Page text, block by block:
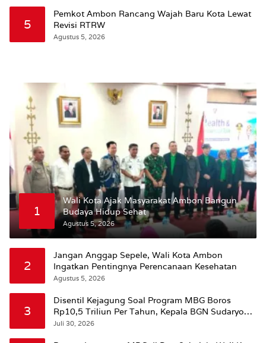
5
Pemkot Ambon Rancang Wajah Baru Kota Lewat
Revisi RTRW
Agustus 5, 2026
1
Wali Kota Ajak Masyarakat Ambon Bangun
Budaya Hidup Sehat
Agustus 5, 2026
2
Jangan Anggap Sepele, Wali Kota Ambon
Ingatkan Pentingnya Perencanaan Kesehatan
Agustus 5, 2026
3
Disentil Kejagung Soal Program MBG Boros
Rp10,5 Triliun Per Tahun, Kepala BGN Sudaryono
Beri Penjelasan
Juli 30, 2026